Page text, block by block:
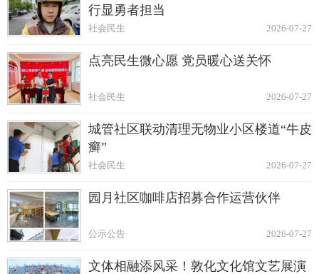
行显勇者担当
2026-07-27
社会民生
点亮民生微心愿 党员暖心送关怀
2026-07-27
社会民生
城管社区联动清理无物业小区楼道“牛皮
癣”
2026-07-27
社会民生
园月社区咖啡店招募合作运营伙伴
2026-07-27
公示公告
文体相融添风采！敦化文化馆文艺展演